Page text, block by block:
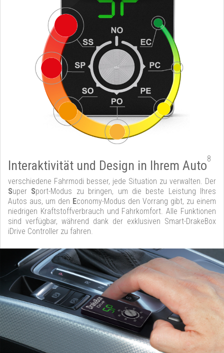
Interaktivität und Design in Ihrem Auto8
verschiedene Fahrmodi besser, jede Situation zu verwalten. Der
Super Sport-Modus zu bringen, um die beste Leistung Ihres
Autos aus, um den Economy-Modus den Vorrang gibt, zu einem
niedrigen Kraftstoffverbrauch und Fahrkomfort. Alle Funktionen
sind verfügbar, während dank der exklusiven Smart-DrakeBox
iDrive Controller zu fahren.